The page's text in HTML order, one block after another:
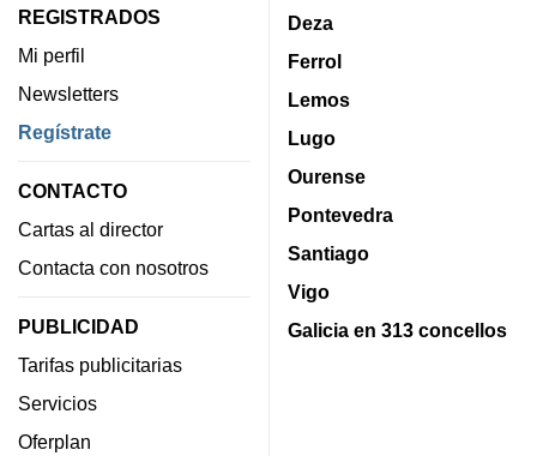
REGISTRADOS
Mi perfil
Newsletters
Regístrate
CONTACTO
Cartas al director
Contacta con nosotros
PUBLICIDAD
Tarifas publicitarias
Servicios
Oferplan
Deza
Ferrol
Lemos
Lugo
Ourense
Pontevedra
Santiago
Vigo
Galicia en 313 concellos